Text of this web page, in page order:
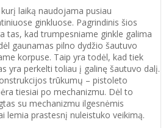
laiką naudojama pusiau
ginkluose. Pagrindinis šios
tas, kad trumpesniame ginkle galima
gaunamas pilno dydžio šautuvo
korpuse. Taip yra todėl, kad tiek
yra perkelti toliau į galinę šautuvo dalį.
trūkumų – pistoleto
tiesiai po mechanizmu. Dėl to
su mechanizmu ilgesnėmis
lemia prastesnį nuleistuko veikimą.